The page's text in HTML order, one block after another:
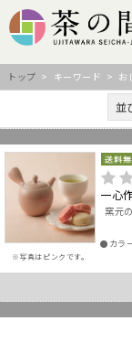
トップ > キーワード > お
並
※写真はピンクです。
一心
窯元
●カラ